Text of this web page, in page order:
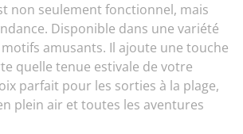
non seulement fonctionnel, mais
Disponible dans une variété
amusants. Il ajoute une touche
quelle tenue estivale de votre
parfait pour les sorties à la plage,
plein air et toutes les aventures